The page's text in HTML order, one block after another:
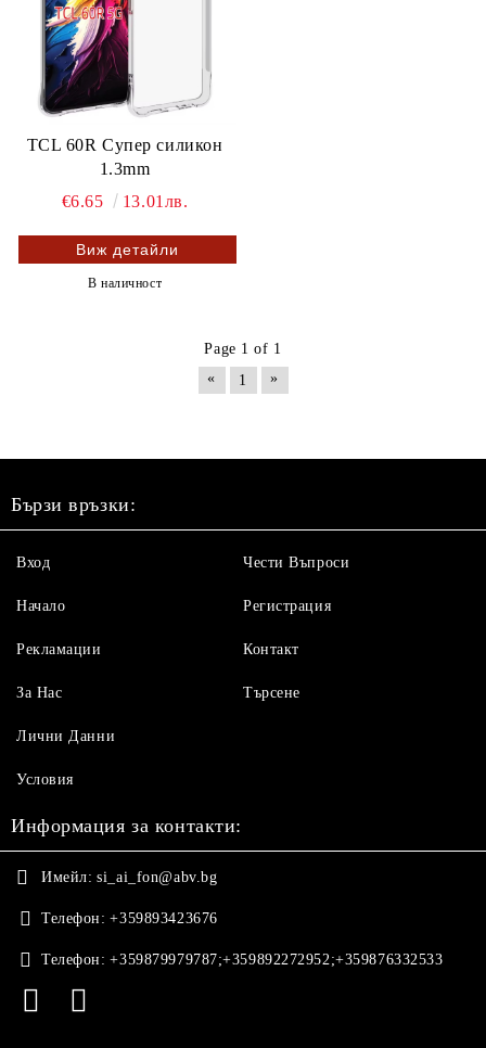
TCL 60R Супер силикон
1.3mm
€6.65
13.01лв.
Виж детайли
В наличност
Page 1 of 1
«
1 »
Бързи връзки:
Вход
Начало
Рекламации
За Нас
Чести Въпроси
Регистрация
Контакт
Търсене
Лични Данни
Условия
Информация за контакти:
Имейл: si_ai_fon@abv.bg
Телефон: +359893423676
Телефон: +359879979787;+359892272952;+359876332533